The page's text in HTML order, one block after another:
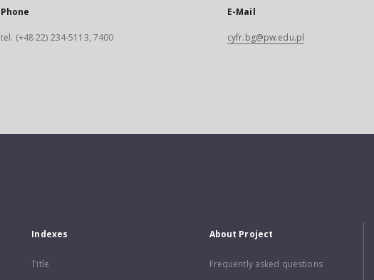
Phone
tel. (+48 22) 234-5113, 7400
E-Mail
cyfr.bg@pw.edu.pl
Indexes
Title
About Project
Frequently asked questions